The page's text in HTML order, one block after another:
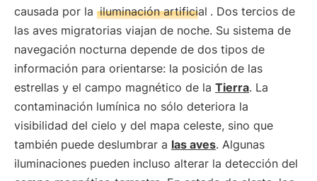
causada por la iluminación artificial . Dos tercios de
las aves migratorias viajan de noche. Su sistema de
navegación nocturna depende de dos tipos de
información para orientarse: la posición de las
estrellas y el campo magnético de la Tierra. La
contaminación lumínica no sólo deteriora la
visibilidad del cielo y del mapa celeste, sino que
también puede deslumbrar a las aves. Algunas
iluminaciones pueden incluso alterar la detección del